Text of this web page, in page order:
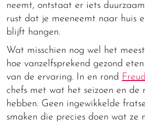
neemt, ontstaat er iets
rust dat je meeneemt naar huis
blijft hangen.
Wat misschien nog wel het
hoe vanzelfsprekend gezond
van de ervaring. In en rond
chefs met wat het seizoen en de
hebben. Geen ingewikkelde
smaken die precies doen wat ze